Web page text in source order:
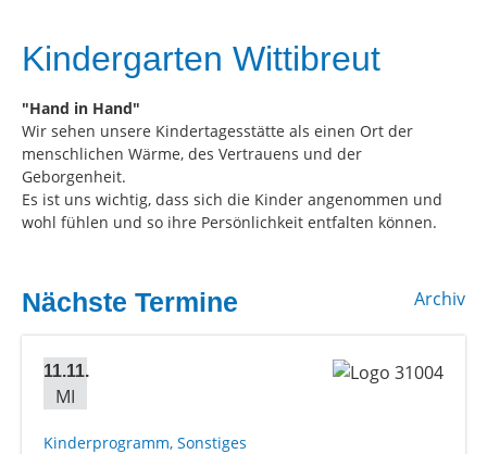
Kindergarten Wittibreut
"Hand in Hand"
Wir sehen unsere Kindertagesstätte als einen Ort der
menschlichen Wärme, des Vertrauens und der
Geborgenheit.
Es ist uns wichtig, dass sich die Kinder angenommen und
wohl fühlen und so ihre Persönlichkeit entfalten können.
Nächste Termine Archiv
11.11.
MI
Kinderprogramm, Sonstiges